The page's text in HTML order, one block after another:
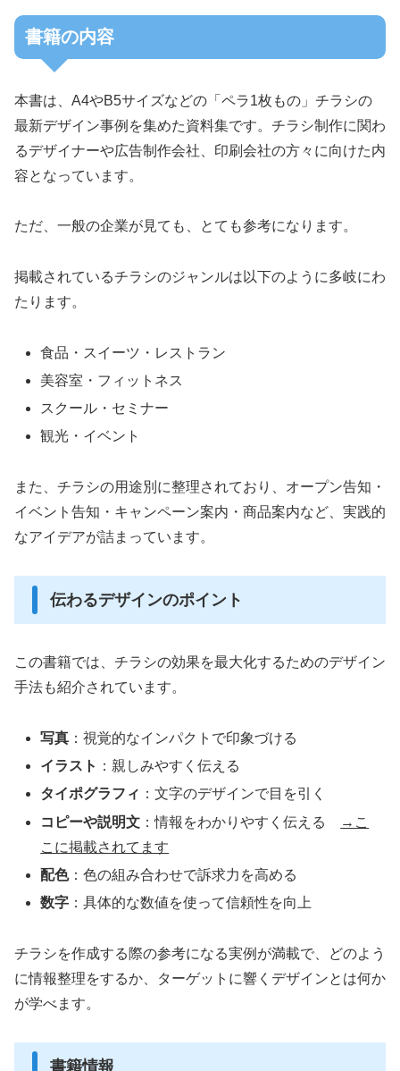
書籍の内容
本書は、A4やB5サイズなどの「ペラ1枚もの」チラシの
最新デザイン事例を集めた資料集です。チラシ制作に関わ
るデザイナーや広告制作会社、印刷会社の方々に向けた内
容となっています。
ただ、一般の企業が見ても、とても参考になります。
掲載されているチラシのジャンルは以下のように多岐にわ
たります。
食品・スイーツ・レストラン
美容室・フィットネス
スクール・セミナー
観光・イベント
また、チラシの用途別に整理されており、オープン告知・
イベント告知・キャンペーン案内・商品案内など、実践的
なアイデアが詰まっています。
伝わるデザインのポイント
この書籍では、チラシの効果を最大化するためのデザイン
手法も紹介されています。
写真 ：視覚的なインパクトで印象づける
イラスト ：親しみやすく伝える
タイポグラフィ ：文字のデザインで目を引く
コピーや説明文 ：情報をわかりやすく伝える
→こ
こに掲載されてます
配色：色の組み合わせで訴求力を高める
数字 ：具体的な数値を使って信頼性を向上
チラシを作成する際の参考になる実例が満載で、どのよう
に情報整理をするか、ターゲットに響くデザインとは何か
が学べます。
書籍情報